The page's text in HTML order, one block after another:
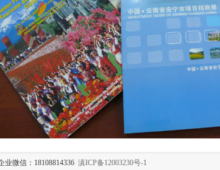
业微信：18108814336 滇ICP备12003230号-1